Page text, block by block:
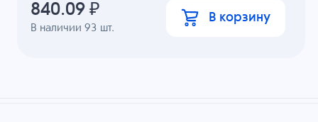
В наличии93 шт.
840.09 ₽ В корзину